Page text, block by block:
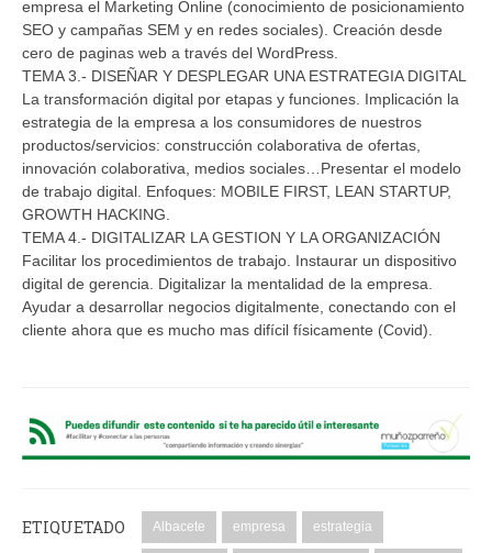
empresa el Marketing Online (conocimiento de posicionamiento
SEO y campañas SEM y en redes sociales). Creación desde
cero de paginas web a través del WordPress.
TEMA 3.- DISEÑAR Y DESPLEGAR UNA ESTRATEGIA DIGITAL
La transformación digital por etapas y funciones. Implicación la
estrategia de la empresa a los consumidores de nuestros
productos/servicios: construcción colaborativa de ofertas,
innovación colaborativa, medios sociales…Presentar el modelo
de trabajo digital. Enfoques: MOBILE FIRST, LEAN STARTUP,
GROWTH HACKING.
TEMA 4.- DIGITALIZAR LA GESTION Y LA ORGANIZACIÓN
Facilitar los procedimientos de trabajo. Instaurar un dispositivo
digital de gerencia. Digitalizar la mentalidad de la empresa.
Ayudar a desarrollar negocios digitalmente, conectando con el
cliente ahora que es mucho mas difícil físicamente (Covid).
ETIQUETADO Albacete empresa estrategia